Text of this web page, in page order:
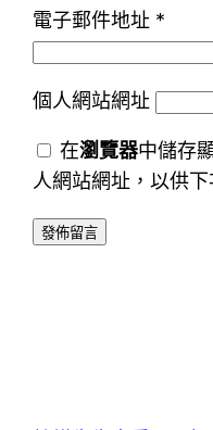
電子郵件地址 *
個人網站網址
在瀏覽器中儲存
人網站網址，以供